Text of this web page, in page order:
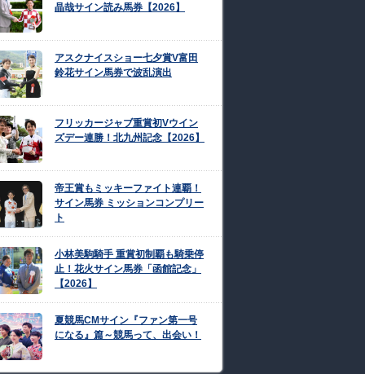
晶哉サイン読み馬券【2026】
アスクナイスショー七夕賞V富田
鈴花サイン馬券で波乱演出
フリッカージャブ重賞初Vウイン
ズデー連勝！北九州記念【2026】
帝王賞もミッキーファイト連覇！
サイン馬券 ミッションコンプリー
ト
小林美駒騎手 重賞初制覇も騎乗停
止！花火サイン馬券「函館記念」
【2026】
夏競馬CMサイン『ファン第一号
になる』篇～競馬って、出会い！